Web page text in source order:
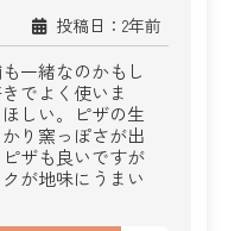
投稿日：2年前
一緒なのかもし
でよく使いま
しい。ピザの生
り窯っぽさが出
ザも良いですが
が地味にうまい